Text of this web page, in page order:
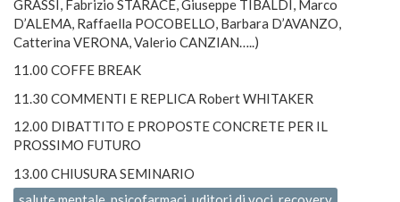
GRASSI, Fabrizio STARACE, Giuseppe TIBALDI, Marco
D’ALEMA, Raffaella POCOBELLO, Barbara D’AVANZO,
Catterina VERONA, Valerio CANZIAN…..)
11.00 COFFE BREAK
11.30 COMMENTI E REPLICA Robert WHITAKER
12.00 DIBATTITO E PROPOSTE CONCRETE PER IL
PROSSIMO FUTURO
13.00 CHIUSURA SEMINARIO